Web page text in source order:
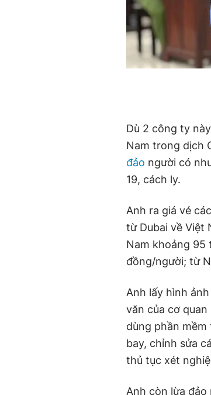
Dù 2 công ty
Nam trong dịch
đảo người có
19, cách ly.
Anh ra giá vé
từ Dubai về Việt
Nam khoảng 95
đồng/người; từ
Anh lấy hình
văn của cơ
dùng phần
bay, chỉnh sửa
thủ tục xét
Anh còn lừa